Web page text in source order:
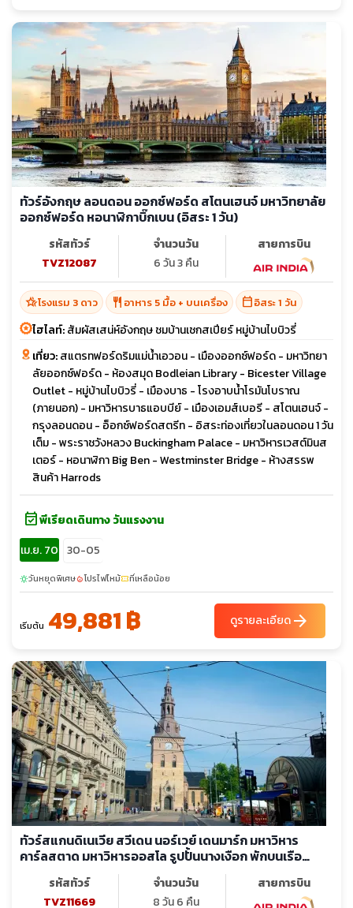
ทัวร์อังกฤษ ลอนดอน ออกซ์ฟอร์ด สโตนเฮนจ์ มหาวิทยาลัย
ออกซ์ฟอร์ด หอนาฬิกาบิ๊กเบน (อิสระ 1 วัน)
รหัสทัวร์
TVZ12087
จำนวนวัน
6 วัน 3 คืน
สายการบิน
hotel_classโรงแรม 3 ดาว restaurant อาหาร 5 มื้อ + บนเครื่อง calendar_todayอิสระ 1 วัน
ไฮไลท์:สัมผัสเสน่ห์อังกฤษ ชมบ้านเชกสเปียร์ หมู่บ้านไบบิวรี่
เที่ยว:สแตรทฟอร์ดริมแม่น้ำเอวอน - เมืองออกซ์ฟอร์ด - มหาวิทยา
ลัยออกซ์ฟอร์ด - ห้องสมุด Bodleian Library - Bicester Village
Outlet - หมู่บ้านไบบิวรี่ - เมืองบาธ - โรงอาบน้ำโรมันโบราณ
(ภายนอก) - มหาวิหารบาธแอบบีย์ - เมืองเอมส์เบอรี - สโตนเฮนจ์ -
กรุงลอนดอน - อ็อกซ์ฟอร์ดสตรีท - อิสระท่องเที่ยวในลอนดอน 1 วัน
เต็ม - พระราชวังหลวง Buckingham Palace - มหาวิหารเวสต์มินส
เตอร์ - หอนาฬิกา Big Ben - Westminster Bridge - ห้างสรรพ
สินค้า Harrods
event_availableพีเรียดเดินทาง วันแรงงาน
เม.ย. 70 30-05
sunnyวันหยุดพิเศษlocal_fire_departmentโปรไฟไหม้confirmation_numberที่เหลือน้อย
เริ่มต้น 49,881 ฿ ดูรายละเอียดarrow_forward
ทัวร์สแกนดิเนเวีย สวีเดน นอร์เวย์ เดนมาร์ก มหาวิหาร
คาร์ลสตาด มหาวิหารออสโล รูปปั้นนางเงือก พักบนเรือ
รหัสทัวร์
TVZ11669
จำนวนวัน
8 วัน 6 คืน
สายการบิน